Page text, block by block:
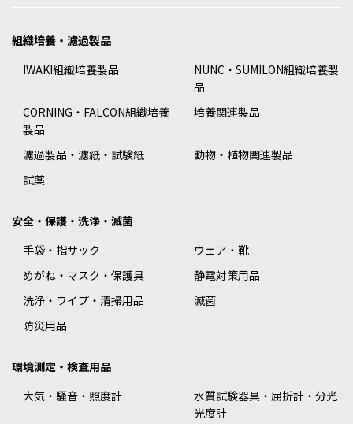
組織培養・濾過製品
IWAKI組織培養製品
NUNC・SUMILON組織培養製
品
CORNING・FALCON組織培養
製品
培養関連製品
濾過製品・濾紙・試験紙
動物・植物関連製品
試薬
安全・保護・洗浄・滅菌
手袋・指サック
ウェア・靴
めがね・マスク・保護具
静電対策用品
洗浄・ワイプ・清掃用品
滅菌
防災用品
環境測定・検査用品
大気・騒音・照度計
水質試験器具・屈折計・分光
光度計